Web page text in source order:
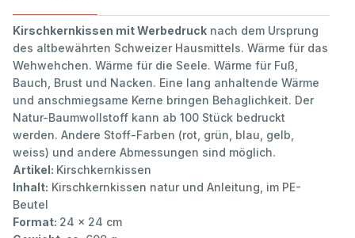
Kirschkernkissen mit Werbedruck nach dem Ursprung
des altbewährten Schweizer Hausmittels. Wärme für das
Wehwehchen. Wärme für die Seele. Wärme für Fuß,
Bauch, Brust und Nacken. Eine lang anhaltende Wärme
und anschmiegsame Kerne bringen Behaglichkeit. Der
Natur-Baumwollstoff kann ab 100 Stück bedruckt
werden. Andere Stoff-Farben (rot, grün, blau, gelb,
weiss) und andere Abmessungen sind möglich.
Artikel: Kirschkernkissen
Inhalt: Kirschkernkissen natur und Anleitung, im PE-
Beutel
Format: 24 x 24 cm